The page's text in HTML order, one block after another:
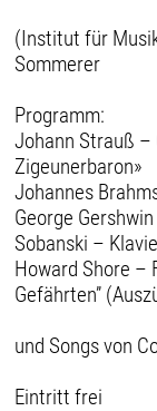
(Institut für
Sommerer
Programm:
Johann Strauß –
Zigeunerbaron»
Johannes
George
Sobanski –
Howard Shore –
Gefährten”
und Songs von
Eintritt frei